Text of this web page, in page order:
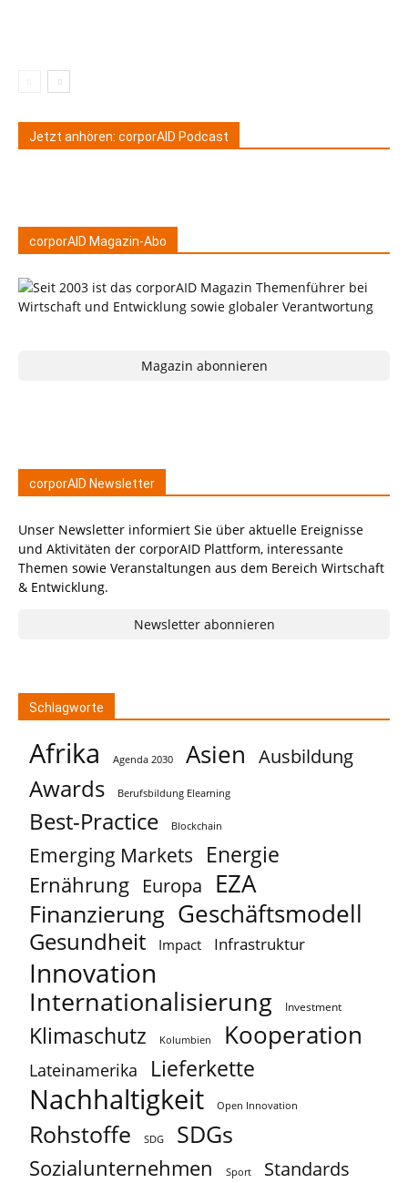
Jetzt anhören: corporAID Podcast
corporAID Magazin-Abo
Magazin abonnieren
corporAID Newsletter
Unser Newsletter informiert Sie über aktuelle Ereignisse
und Aktivitäten der corporAID Plattform, interessante
Themen sowie Veranstaltungen aus dem Bereich Wirtschaft
& Entwicklung.
Newsletter abonnieren
Schlagworte
Afrika Agenda 2030 Asien Ausbildung
Awards Berufsbildung Elearning
Best-Practice Blockchain
Emerging Markets Energie
Ernährung Europa EZA
Finanzierung Geschäftsmodell
Gesundheit Impact Infrastruktur
Innovation
Internationalisierung Investment
Klimaschutz Kolumbien Kooperation
Lateinamerika Lieferkette
Nachhaltigkeit Open Innovation
Rohstoffe SDG SDGs
Sozialunternehmen Sport Standards